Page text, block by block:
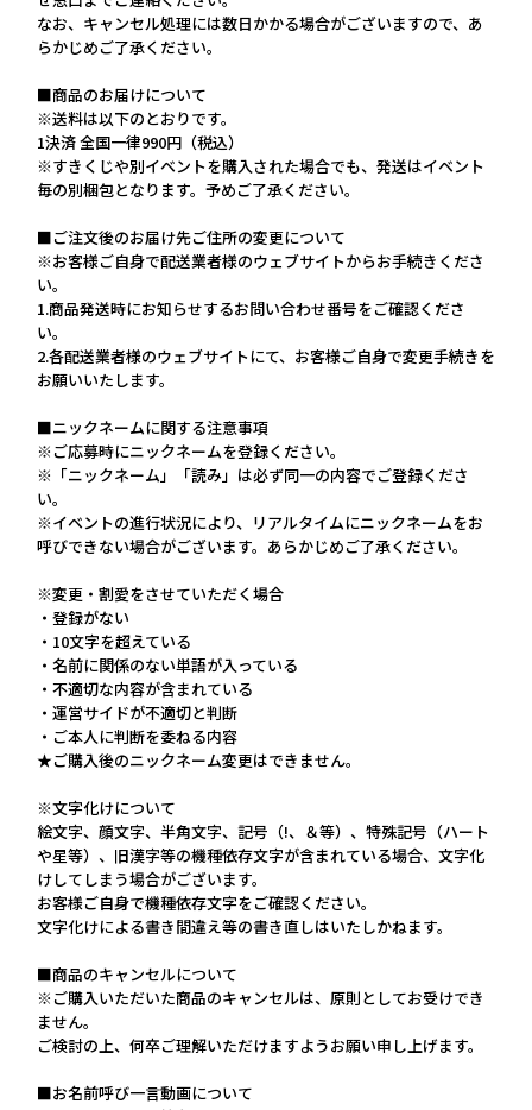
なお、キャンセル処理には数日かかる場合がございますので、あ
らかじめご了承ください。
■商品のお届けについて
※送料は以下のとおりです。
1決済 全国一律990円（税込）
※すきくじや別イベントを購入された場合でも、発送はイベント
毎の別梱包となります。予めご了承ください。
■ご注文後のお届け先ご住所の変更について
※お客様ご自身で配送業者様のウェブサイトからお手続きくださ
い。
1.商品発送時にお知らせするお問い合わせ番号をご確認くださ
い。
2.各配送業者様のウェブサイトにて、お客様ご自身で変更手続きを
お願いいたします。
■ニックネームに関する注意事項
※ご応募時にニックネームを登録ください。
※「ニックネーム」「読み」は必ず同一の内容でご登録くださ
い。
※イベントの進行状況により、リアルタイムにニックネームをお
呼びできない場合がございます。あらかじめご了承ください。
※変更・割愛をさせていただく場合
・登録がない
・10文字を超えている
・名前に関係のない単語が入っている
・不適切な内容が含まれている
・運営サイドが不適切と判断
・ご本人に判断を委ねる内容
★ご購入後のニックネーム変更はできません。
※文字化けについて
絵文字、顔文字、半角文字、記号（!、＆等）、特殊記号（ハート
や星等）、旧漢字等の機種依存文字が含まれている場合、文字化
けしてしまう場合がございます。
お客様ご自身で機種依存文字をご確認ください。
文字化けによる書き間違え等の書き直しはいたしかねます。
■商品のキャンセルについて
※ご購入いただいた商品のキャンセルは、原則としてお受けでき
ません。
ご検討の上、何卒ご理解いただけますようお願い申し上げます。
■お名前呼び一言動画について